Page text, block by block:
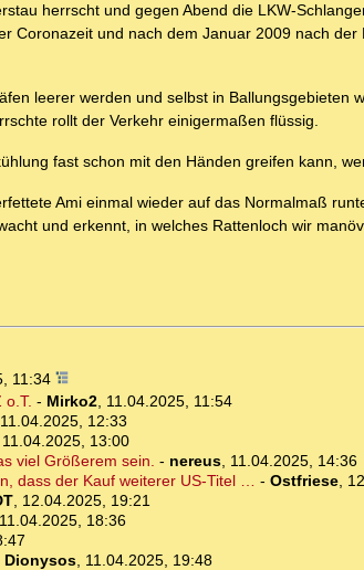
herrscht und gegen Abend die LKW-
Coronazeit und nach dem Januar 2009 nach
leerer werden und selbst in Ballungsgebieten
rollt der Verkehr einigermaßen flüssig.
fast schon mit den Händen greifen kann,
Ami einmal wieder auf das Normalmaß
und erkennt, in welches Rattenloch wir
11:34
o.T. - Mirko2, 11.04.2025, 11:54
11.04.2025, 12:33
11.04.2025, 13:00
viel Größerem sein. - nereus, 11.04.2025, 14:36
dass der Kauf weiterer US-Titel … - Ostfriese,
, 12.04.2025, 19:21
11.04.2025, 18:36
Dionysos, 11.04.2025, 19:48